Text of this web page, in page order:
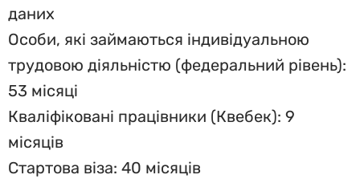
даних
Особи, які займаються індивідуальною
трудовою діяльністю (федеральний рівень):
53 місяці
Кваліфіковані працівники (Квебек): 9
місяців
Стартова віза: 40 місяців